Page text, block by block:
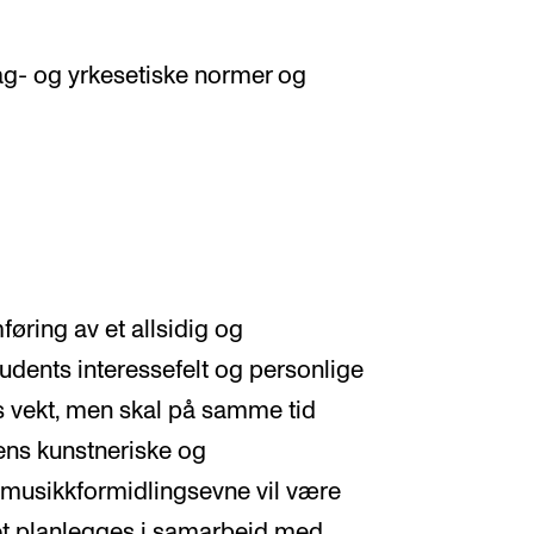
og yrkesetiske normer og
av et allsidig og
interessefelt og personlige
men skal på samme tid
kunstneriske og
vil være